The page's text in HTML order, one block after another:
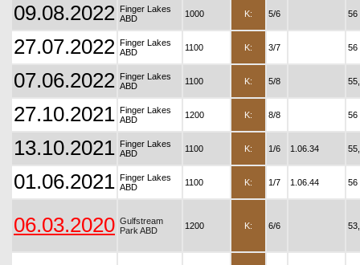
09.08.2022 Finger Lakes
ABD
1000 K: 5/6 56
27.07.2022 Finger Lakes
ABD
1100 K: 3/7 56
07.06.2022 Finger Lakes
ABD
1100 K: 5/8
27.10.2021 Finger Lakes
ABD
1200 K: 8/8 56
13.10.2021 Finger Lakes
ABD
1100 K: 1/6 1.06.34
01.06.2021 Finger Lakes
ABD
1100 K: 1/7 1.06.44 56
06.03.2020 Gulfstream
Park ABD
1200 K: 6/6